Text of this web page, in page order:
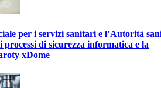
per i servizi sanitari e l’Autorità
di sicurezza informatica e la
xDome